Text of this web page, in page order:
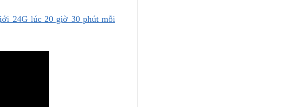
24G lúc 20 giờ 30 phút mỗi